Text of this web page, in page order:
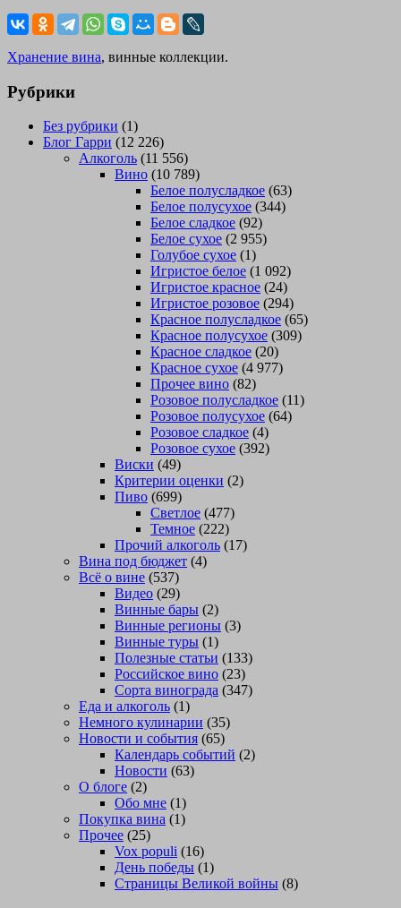
Хранение вина, винные коллекции.
Рубрики
Без рубрики (1)
Блог Гарри (12 226)
Алкоголь (11 556)
Вино (10 789)
Белое полусладкое (63)
Белое полусухое (344)
Белое сладкое (92)
Белое сухое (2 955)
Голубое сухое (1)
Игристое белое (1 092)
Игристое красное (24)
Игристое розовое (294)
Красное полусладкое (65)
Красное полусухое (309)
Красное сладкое (20)
Красное сухое (4 977)
Прочее вино (82)
Розовое полусладкое (11)
Розовое полусухое (64)
Розовое сладкое (4)
Розовое сухое (392)
Виски (49)
Критерии оценки (2)
Пиво (699)
Светлое (477)
Темное (222)
Прочий алкоголь (17)
Вина под бюджет (4)
Всё о вине (537)
Видео (29)
Винные бары (2)
Винные регионы (3)
Винные туры (1)
Полезные статьи (133)
Российское вино (23)
Сорта винограда (347)
Еда и алкоголь (1)
Немного кулинарии (35)
Новости и события (65)
Календарь событий (2)
Новости (63)
О блоге (2)
Обо мне (1)
Покупка вина (1)
Прочее (25)
Vox populi (16)
День победы (1)
Страницы Великой войны (8)